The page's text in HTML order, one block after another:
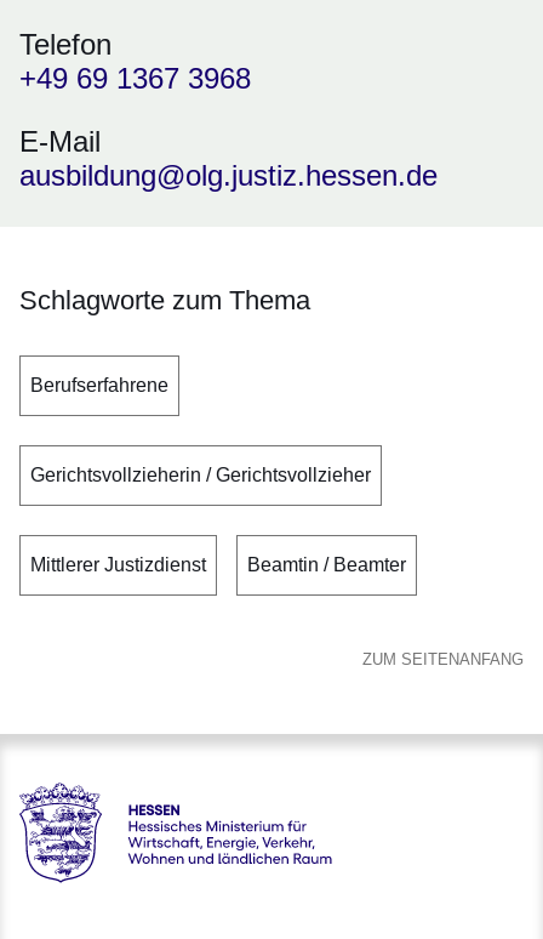
Telefon
+49 69 1367 3968
E-Mail
ausbildung@olg.justiz.hessen.de
Schlagworte zum Thema
Berufserfahrene
Gerichtsvollzieherin / Gerichtsvollzieher
Mittlerer Justizdienst Beamtin / Beamter
ZUM SEITENANFANG
karriere.justiz - Hessisches Ministerium der Justiz und für